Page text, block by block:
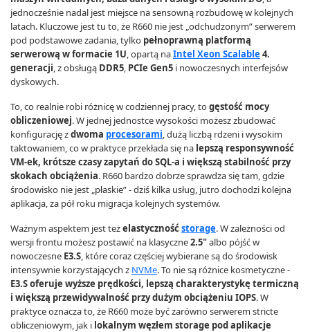
jednocześnie nadal jest miejsce na sensowną rozbudowę w kolejnych
latach. Kluczowe jest tu to, że R660 nie jest „odchudzonym” serwerem
pod podstawowe zadania, tylko pełnoprawną platformą
serwerową w formacie 1U, opartą naIntel Xeon Scalable 4.
generacji, z obsługą DDR5, PCIe Gen5 i nowoczesnych interfejsów
dyskowych.
To, co realnie robi różnicę w codziennej pracy, togęstość mocy
obliczeniowej. W jednej jednostce wysokości możesz zbudować
konfigurację zdwoma procesorami, dużą liczbą rdzeni i wysokim
taktowaniem, co w praktyce przekłada się na lepszą responsywność
VM-ek, krótsze czasy zapytań do SQL-a i większą stabilność przy
skokach obciążenia. R660 bardzo dobrze sprawdza się tam, gdzie
środowisko nie jest „płaskie” - dziś kilka usług, jutro dochodzi kolejna
aplikacja, za pół roku migracja kolejnych systemów.
Ważnym aspektem jest teżelastyczność storage. W zależności od
wersji frontu możesz postawić na klasyczne2.5"albo pójść w
nowoczesne E3.S, które coraz częściej wybierane są do środowisk
intensywnie korzystających z NVMe. To nie są różnice kosmetyczne -
E3.S oferuje wyższe prędkości, lepszą charakterystykę termiczną
i większą przewidywalność przy dużym obciążeniu IOPS. W
praktyce oznacza to, że R660 może być zarówno serwerem stricte
obliczeniowym, jak i lokalnym węzłem storage pod aplikacje